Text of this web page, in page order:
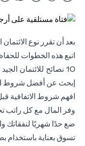
بعد أن تقرر نوع
اتبع هذه الخطوات
10 نصائح للائتمان الجيد
إبحث عن أفضل شروط
افهم شروط الاتفاقية
وفر المال مع كل راتب
ضع حدًا شهريًا لنفقاتك
تسوق بعناية باستخدام